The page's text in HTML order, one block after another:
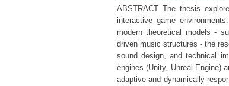
ABSTRACT The thesis
interactive game
modern theoretical models -
driven music structures - the
sound design, and technical
engines (Unity, Unreal Engine)
adaptive and dynamically